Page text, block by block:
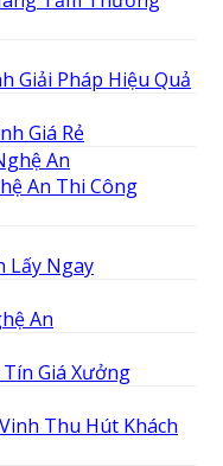
Giải Pháp Hiệu Quả
Giá Rẻ
An Thi Công
Lấy Ngay
An
Giá Xưởng
Thu Hút Khách